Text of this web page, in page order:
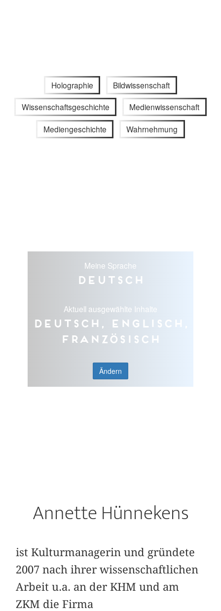
Holographie Bildwissenschaft
Wissenschaftsgeschichte Medienwissenschaft
Mediengeschichte Wahrnehmung
Meine Sprache
Deutsch
Aktuell ausgewählte Inhalte
Deutsch, Englisch,
Französisch
Ändern
Annette Hünnekens
ist Kulturmanagerin und gründete
2007 nach ihrer wissenschaftlichen
Arbeit u.a. an der KHM und am
ZKM die Firma